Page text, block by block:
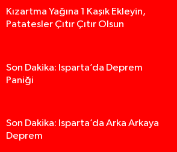
Kızartma Yağına 1 Kaşık Ekleyin,
Patatesler Çıtır Çıtır Olsun
Son Dakika: Isparta’da Deprem
Paniği
Son Dakika: Isparta’da Arka Arkaya
Deprem